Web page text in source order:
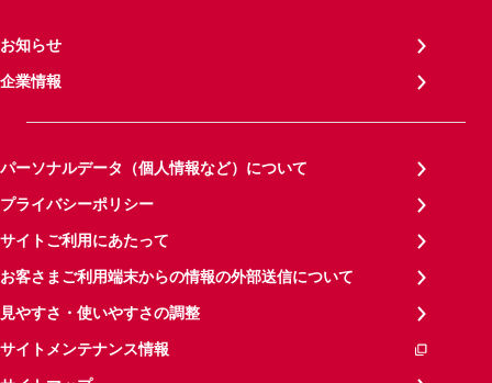
お知らせ
企業情報
パーソナルデータ（個人情報など）について
プライバシーポリシー
サイトご利用にあたって
お客さまご利用端末からの情報の外部送信について
見やすさ・使いやすさの調整
サイトメンテナンス情報